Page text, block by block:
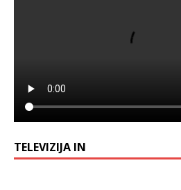
TELEVIZIJA IN